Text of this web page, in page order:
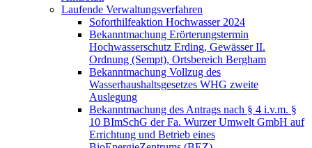
Laufende Verwaltungsverfahren
Soforthilfeaktion Hochwasser 2024
Bekanntmachung Erörterungstermin
Hochwasserschutz Erding, Gewässer II.
Ordnung (Sempt), Ortsbereich Bergham
Bekanntmachung Vollzug des
Wasserhaushaltsgesetzes WHG zweite
Auslegung
Bekanntmachung des Antrags nach § 4 i.v.m. §
10 BImSchG der Fa. Wurzer Umwelt GmbH auf
Errichtung und Betrieb eines